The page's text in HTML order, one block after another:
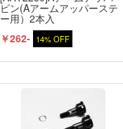
ピン(Aアームアッパーステ
ー用）2本入
￥262- 14% OFF